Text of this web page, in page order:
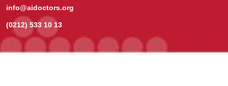
info@aidoctors.org
(0212) 533 10 13